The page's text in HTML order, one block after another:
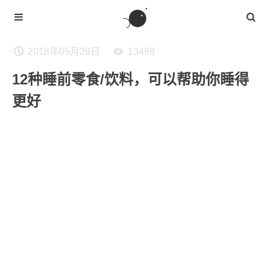
2018年05月28日 13498
12种睡前零食/饮料，可以帮助你睡得
更好